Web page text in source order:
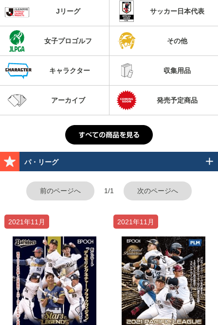
Jリーグ サッカー日本代表
女子プロゴルフ その他
キャラクター 収集用品
アーカイブ 発売予定商品
パ・リーグ
前のページへ 1/1 次のページへ
2021年11月 2021年11月